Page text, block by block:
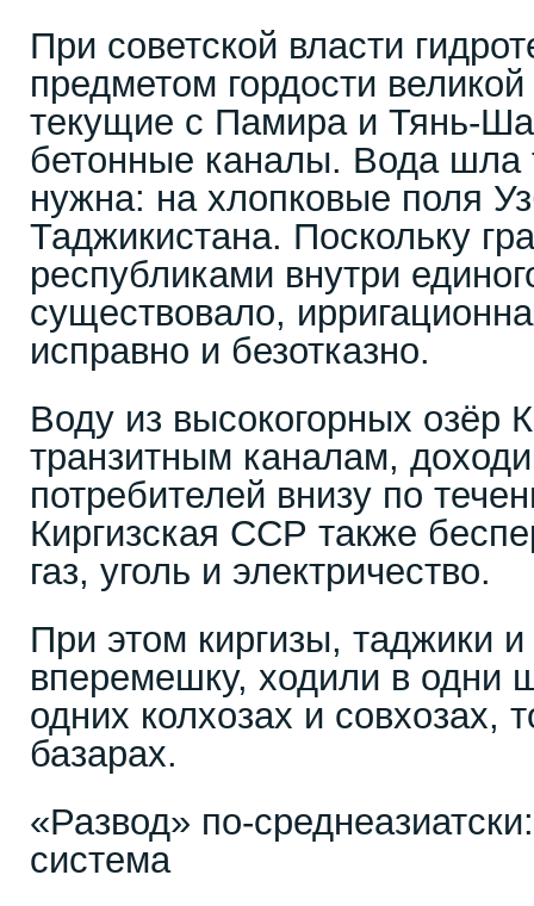
При советской власти
предметом гордости
текущие с Памира и Тянь-
бетонные каналы. Вода шла
нужна: на хлопковые поля
Таджикистана. Поскольку
республиками внутри
существовало,
исправно и безотказно.
Воду из высокогорных озёр
транзитным каналам,
потребителей внизу по
Киргизская ССР также
газ, уголь и электричество.
При этом киргизы, таджики
вперемешку, ходили в одни
одних колхозах и совхозах,
базарах.
«Развод» по-
система